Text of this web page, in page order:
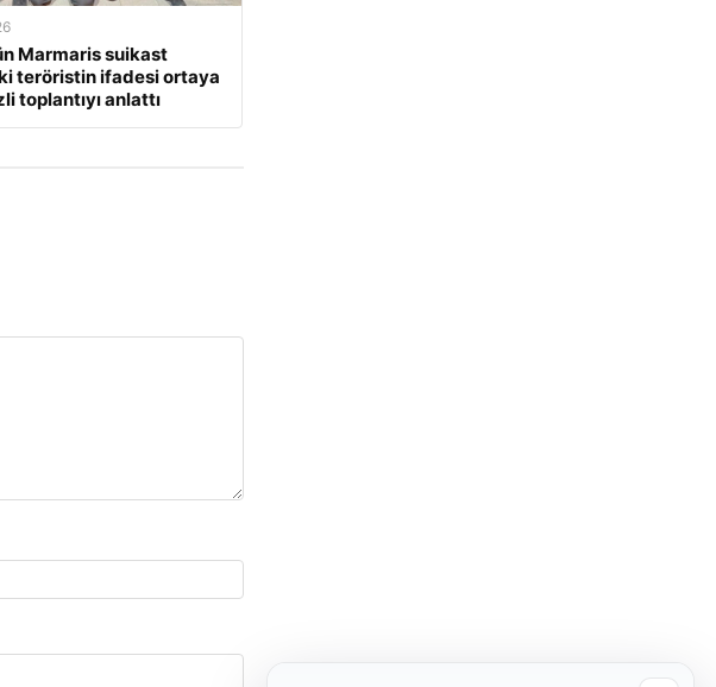
Marmaris suikast
teröristin ifadesi ortaya
toplantıyı anlattı